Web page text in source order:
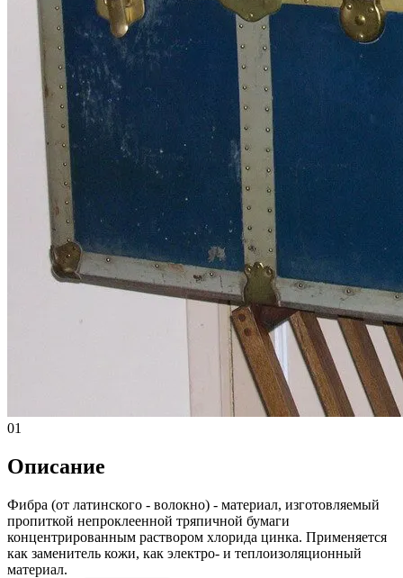
01
Описание
Фибра (от латинского - волокно) - материал, изготовляемый
пропиткой непроклеенной тряпичной бумаги
концентрированным раствором хлорида цинка. Применяется
как заменитель кожи, как электро- и теплоизоляционный
материал.